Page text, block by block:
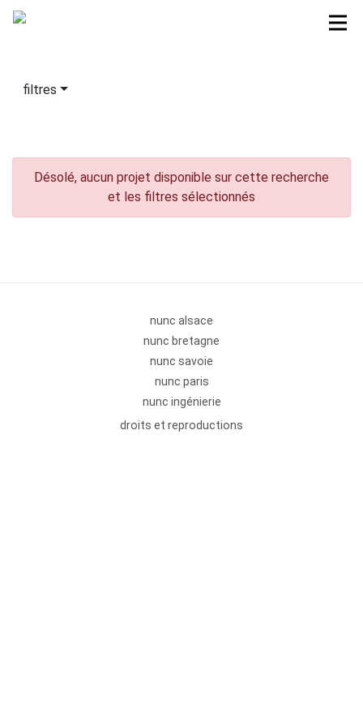
filtres
Désolé, aucun projet disponible sur cette recherche
et les filtres sélectionnés
nunc alsace
nunc bretagne
nunc savoie
nunc paris
nunc ingénierie
droits et reproductions